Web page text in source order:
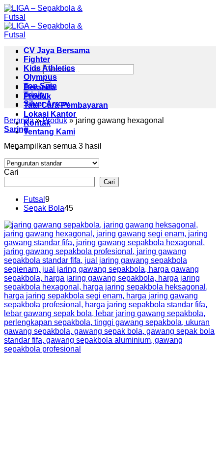
Skip
to
content
Pencarian
untuk:
Beranda
Produk
Tata Cara Pembayaran
Lokasi Kantor
Kontak
Tentang Kami
CV Jaya Bersama
Fighter
Kids Athletics
Olympus
Top Spin
Trinity
Silver Arrow
Beranda » Produk » jaring gawang hexagonal
Saring
Menampilkan semua 3 hasil
Cari
Cari
Futsal 99
Produk
Sepak Bola4545